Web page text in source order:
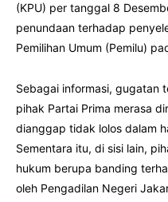
(KPU) per tanggal 8
penundaan terhadap
Pemilihan Umum (Pemilu)
Sebagai informasi, gugatan
pihak Partai Prima merasa
dianggap tidak lolos dalam
Sementara itu, di sisi lain,
hukum berupa banding
oleh Pengadilan Negeri